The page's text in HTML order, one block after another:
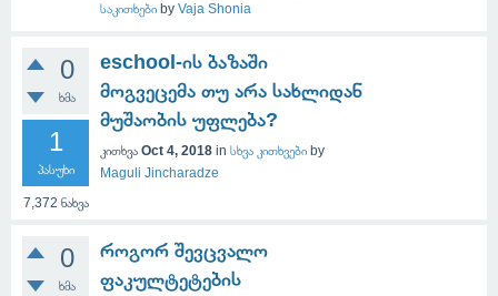
საკითხები by Vaja Shonia
0
ხმა
1
პასუხი
7,372 ნახვა
eschool-ის ბაზაში
მოგვეცემა თუ არა სახლიდან
მუშაობის უფლება?
კითხვა Oct 4, 2018 in სხვა კითხვები by
Maguli Jincharadze
0
ხმა
როგორ შევცვალო
ფაკულტეტების